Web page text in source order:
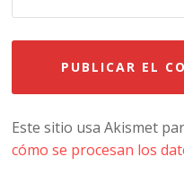
Este sitio usa Akismet
cómo se procesan los